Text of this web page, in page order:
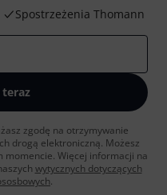
Spostrzeżenia Thomann
teraz
zgodę na otrzymywanie
drogą elektroniczną. Możesz
momencie. Więcej informacji na
wytycznych dotyczących
.